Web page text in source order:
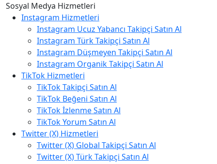
Sosyal Medya Hizmetleri
Instagram Hizmetleri
Instagram Ucuz Yabancı Takipçi Satın Al
Instagram Türk Takipçi Satın Al
Instagram Düşmeyen Takipçi Satın Al
Instagram Organik Takipçi Satın Al
TikTok Hizmetleri
TikTok Takipçi Satın Al
TikTok Beğeni Satın Al
TikTok İzlenme Satın Al
TikTok Yorum Satın Al
Twitter (X) Hizmetleri
Twitter (X) Global Takipçi Satın Al
Twitter (X) Türk Takipçi Satın Al